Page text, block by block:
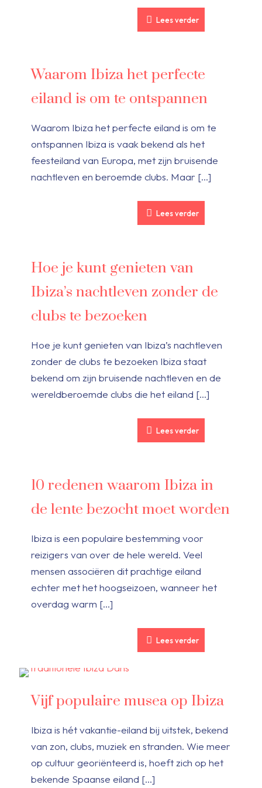
Lees verder
Waarom Ibiza het perfecte
eiland is om te ontspannen
Waarom Ibiza het perfecte eiland is om te
ontspannen Ibiza is vaak bekend als het
feesteiland van Europa, met zijn bruisende
nachtleven en beroemde clubs. Maar […]
Lees verder
Hoe je kunt genieten van
Ibiza’s nachtleven zonder de
clubs te bezoeken
Hoe je kunt genieten van Ibiza’s nachtleven
zonder de clubs te bezoeken Ibiza staat
bekend om zijn bruisende nachtleven en de
wereldberoemde clubs die het eiland […]
Lees verder
10 redenen waarom Ibiza in
de lente bezocht moet worden
Ibiza is een populaire bestemming voor
reizigers van over de hele wereld. Veel
mensen associëren dit prachtige eiland
echter met het hoogseizoen, wanneer het
overdag warm […]
Lees verder
Vijf populaire musea op Ibiza
Ibiza is hét vakantie-eiland bij uitstek, bekend
van zon, clubs, muziek en stranden. Wie meer
op cultuur georiënteerd is, hoeft zich op het
bekende Spaanse eiland […]